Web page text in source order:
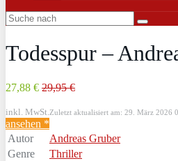
Todesspur –
27,88 € 29,95 €
inkl. MwSt. Zuletzt aktualisiert am: 29. März 2026
ansehen *
Autor
Andreas Gruber
Genre
Thriller